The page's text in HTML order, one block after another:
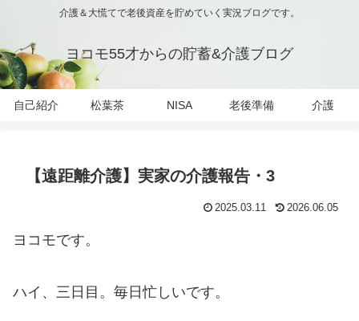
介護＆大慌てで老後資産を貯めていく実況ブログです。
ヨコモ55才からの貯蓄&介護ブログ
自己紹介 松葉茶 NISA 老後準備 介護
【遠距離介護】実家の介護報告・3
2025.03.11 2026.06.05
ヨコモです。
ハイ、三日目。毎日忙しいです。